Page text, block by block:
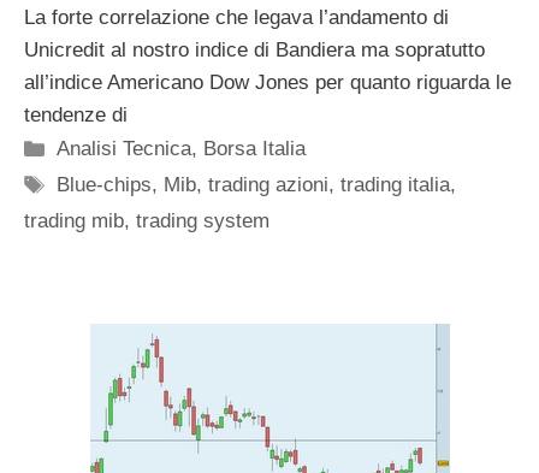
La forte correlazione che legava l’andamento di
Unicredit al nostro indice di Bandiera ma sopratutto
all’indice Americano Dow Jones per quanto riguarda le
tendenze di
Categorie
Analisi Tecnica, Borsa Italia
Tag
Blue-chips, Mib,trading azioni,trading italia,
trading mib, trading system